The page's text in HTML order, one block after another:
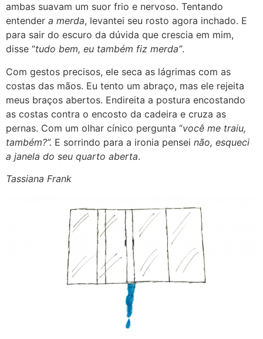
ambas suavam um suor frio e nervoso. Tentando
entender a merda, levantei seu rosto agora inchado. E
para sair do escuro da dúvida que crescia em mim,
disse “tudo bem, eu também fiz merda”.
Com gestos precisos, ele seca as lágrimas com as
costas das mãos. Eu tento um abraço, mas ele rejeita
meus braços abertos. Endireita a postura encostando
as costas contra o encosto da cadeira e cruza as
pernas. Com um olhar cínico pergunta “você me traiu,
também?”. E sorrindo para a ironia pensei não, esqueci
a janela do seu quarto aberta.
Tassiana Frank